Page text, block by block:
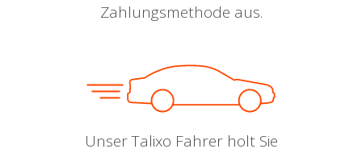
Zahlungsmethode aus.
Unser Talixo Fahrer holt Sie